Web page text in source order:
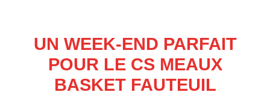
UN WEEK-END PARFAIT
POUR LE CS MEAUX
BASKET FAUTEUIL